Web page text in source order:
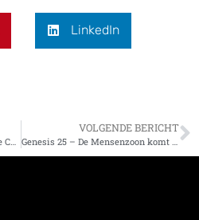
LinkedIn
VOLGENDE BERICHT